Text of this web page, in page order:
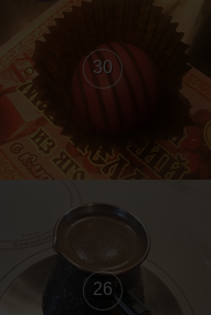
30
26